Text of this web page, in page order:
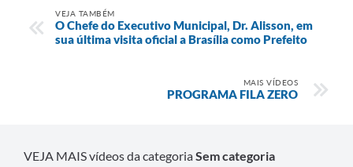
VEJA TAMBÉM
O Chefe do Executivo Municipal, Dr. Alisson, em
sua última visita oficial a Brasília como Prefeito
MAIS VÍDEOS
PROGRAMA FILA ZERO
VEJA MAIS vídeos da categoriaSem categoria